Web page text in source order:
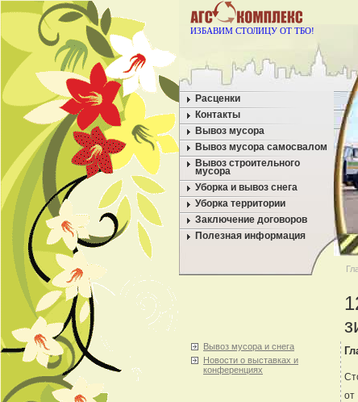
ИЗБАВИМ СТОЛИЦУ ОТ ТБО!
Расценки
Контакты
Вывоз мусора
Вывоз мусора самосвалом
Вывоз строительного
мусора
Уборка и вывоз снега
Уборка территории
Заключение договоров
Полезная информация
Вывоз мусора и снега
Новости о выставках и
конференциях
от